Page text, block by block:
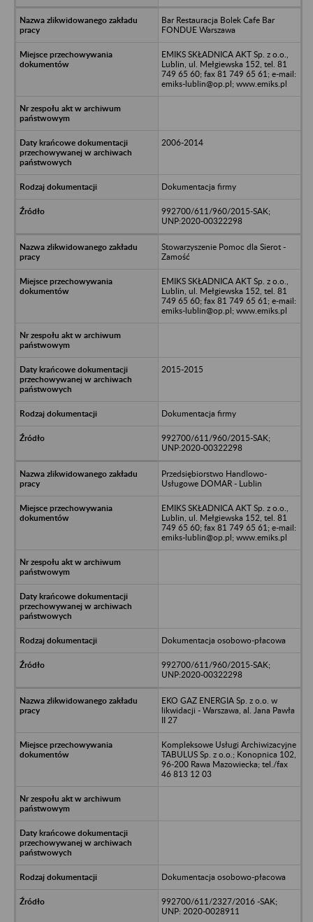
Bar Restauracja Bolek Cafe Bar
FONDUE Warszawa
EMIKS SKŁADNICA AKT Sp. z o.o.,
Lublin, ul. Mełgiewska 152, tel. 81
749 65 60; fax 81 749 65 61; e-mail:
emiks-lublin@op.pl; www.emiks.pl
2006-2014
Dokumentacja firmy
992700/611/960/2015-SAK;
UNP:2020-00322298
Stowarzyszenie Pomoc dla Sierot -
Zamość
EMIKS SKŁADNICA AKT Sp. z o.o.,
Lublin, ul. Mełgiewska 152, tel. 81
749 65 60; fax 81 749 65 61; e-mail:
emiks-lublin@op.pl; www.emiks.pl
2015-2015
Dokumentacja firmy
992700/611/960/2015-SAK;
UNP:2020-00322298
Przedsiębiorstwo Handlowo-
Usługowe DOMAR - Lublin
EMIKS SKŁADNICA AKT Sp. z o.o.,
Lublin, ul. Mełgiewska 152, tel. 81
749 65 60; fax 81 749 65 61; e-mail:
emiks-lublin@op.pl; www.emiks.pl
Dokumentacja osobowo-płacowa
992700/611/960/2015-SAK;
UNP:2020-00322298
EKO GAZ ENERGIA Sp. z o.o. w
likwidacji - Warszawa, al. Jana Pawła
II 27
Kompleksowe Usługi Archiwizacyjne
TABULUS Sp. z o.o.; Konopnica 102,
96-200 Rawa Mazowiecka; tel./fax
46 813 12 03
Dokumentacja osobowo-płacowa
992700/611/2327/2016 -SAK;
UNP: 2020-0028911